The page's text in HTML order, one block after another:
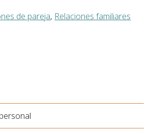
de pareja, Relaciones familiares